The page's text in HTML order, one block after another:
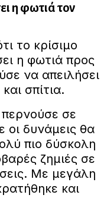
η φωτιά τον
το κρίσιμο
η φωτιά προς
να απειλήσει
σπίτια.
σε
οι δυνάμεις θα
πιο δύσκολη
ζημιές σε
Με μεγάλη
και